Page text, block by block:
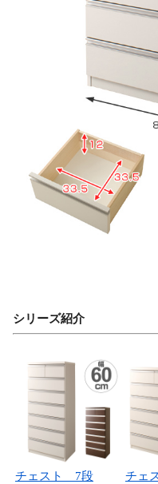
シリーズ紹介
チェスト 7段 チェ